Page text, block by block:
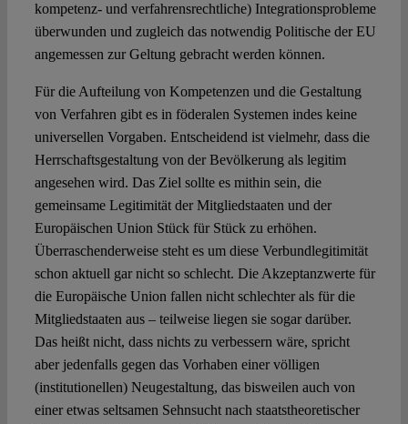
kompetenz- und verfahrensrechtliche) Integrationsprobleme
überwunden und zugleich das notwendig Politische der EU
angemessen zur Geltung gebracht werden können.
Für die Aufteilung von Kompetenzen und die Gestaltung
von Verfahren gibt es in föderalen Systemen indes keine
universellen Vorgaben. Entscheidend ist vielmehr, dass die
Herrschaftsgestaltung von der Bevölkerung als legitim
angesehen wird. Das Ziel sollte es mithin sein, die
gemeinsame Legitimität der Mitgliedstaaten und der
Europäischen Union Stück für Stück zu erhöhen.
Überraschenderweise steht es um diese Verbundlegitimität
schon aktuell gar nicht so schlecht. Die Akzeptanzwerte für
die Europäische Union fallen nicht schlechter als für die
Mitgliedstaaten aus – teilweise liegen sie sogar darüber.
Das heißt nicht, dass nichts zu verbessern wäre, spricht
aber jedenfalls gegen das Vorhaben einer völligen
(institutionellen) Neugestaltung, das bisweilen auch von
einer etwas seltsamen Sehnsucht nach staatstheoretischer